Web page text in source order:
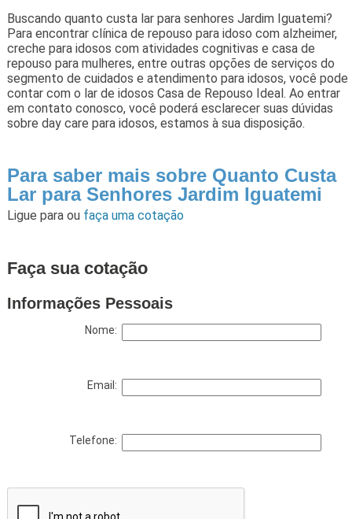
Buscando quanto custa lar para senhores Jardim Iguatemi?
Para encontrar clínica de repouso para idoso com alzheimer,
creche para idosos com atividades cognitivas e casa de
repouso para mulheres, entre outras opções de serviços do
segmento de cuidados e atendimento para idosos, você pode
contar com o lar de idosos Casa de Repouso Ideal. Ao entrar
em contato conosco, você poderá esclarecer suas dúvidas
sobre day care para idosos, estamos à sua disposição.
Para saber mais sobre Quanto Custa
Lar para Senhores Jardim Iguatemi
Ligue para ou faça uma cotação
Faça sua cotação
Informações Pessoais
Nome:
Email:
Telefone: